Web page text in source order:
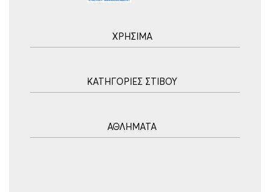
ΧΡΗΣΙΜΑ
Blog
Τρόποι Πληρωμής
ΚΑΤΗΓΟΡΙΕΣ ΣΤΙΒΟΥ
Σφυροβολία
ΑΘΛΗΜΑΤΑ